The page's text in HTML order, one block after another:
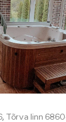
Tõrva linn